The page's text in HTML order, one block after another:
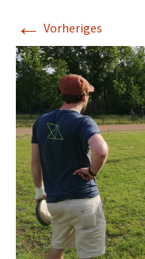
← Vorheriges